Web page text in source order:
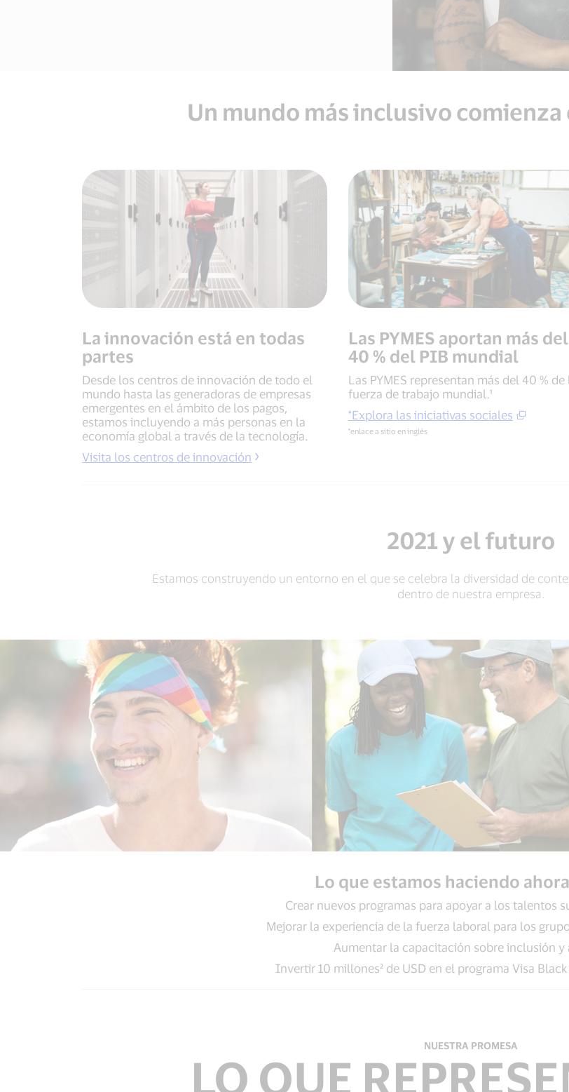
Un mundo más inclusivo
La innovación está en todas
partes
Desde los centros de innovación de todo el
mundo hasta las generadoras de empresas
emergentes en el ámbito de los pagos,
estamos incluyendo a más personas en la
economía global a través de la tecnología.
Visita los centros de innovación
Las PYMES aportan más del
40 % del PIB mundial
Las PYMES representan más del 40 % de
fuerza de trabajo mundial.¹
*Explora las iniciativas sociales
*enlace a sitio en inglés
2021 y el futuro
Estamos construyendo un entorno en el que se celebra la diversidad de
dentro de nuestra empresa.
Lo que estamos haciendo
Crear nuevos programas para apoyar a los talentos
Mejorar la experiencia de la fuerza laboral para los
Aumentar la capacitación sobre inclusión y
Invertir 10 millones² de USD en el programa Visa
NUESTRA PROMESA
LO QUE